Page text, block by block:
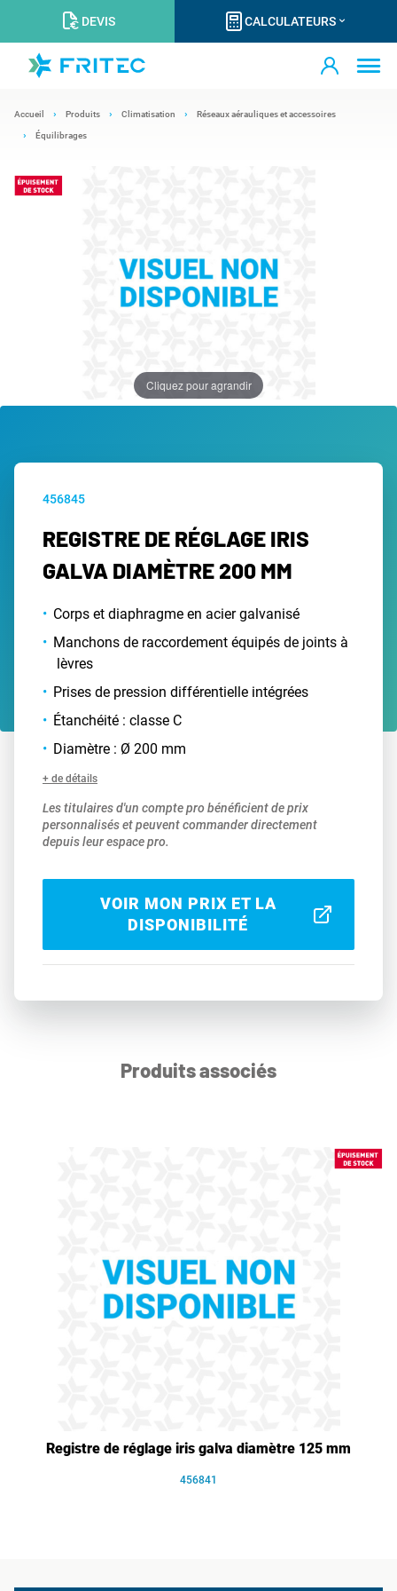
DEVIS CALCULATEURS
Accueil Produits Climatisation Réseaux aérauliques et accessoires
Équilibrages
Cliquez pour agrandir
456845
REGISTRE DE RÉGLAGE IRIS
GALVA DIAMÈTRE 200 MM
Corps et diaphragme en acier galvanisé
Manchons de raccordement équipés de joints à
lèvres
Prises de pression différentielle intégrées
Étanchéité : classe C
Diamètre : Ø 200 mm
+ de détails
Les titulaires d'un compte pro bénéficient de prix
personnalisés et peuvent commander directement
depuis leur espace pro.
VOIR MON PRIX ET LA
DISPONIBILITÉ
Produits associés
Registre de réglage iris galva diamètre 125 mm
456841